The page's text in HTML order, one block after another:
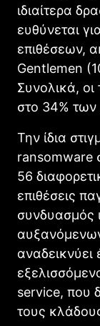
ιδιαίτερα
ευθύνεται
επιθέσεων,
Gentlemen
Συνολικά, οι
στο 34% των
Την ίδια
ransomware
56
επιθέσεις
συνδυασμός
αναδεικνύει
service, που
τους